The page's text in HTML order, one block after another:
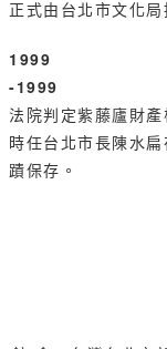
正式由台北市文化
1999
-1999
法院判定紫藤廬財
時任台北市長陳水
蹟保存。